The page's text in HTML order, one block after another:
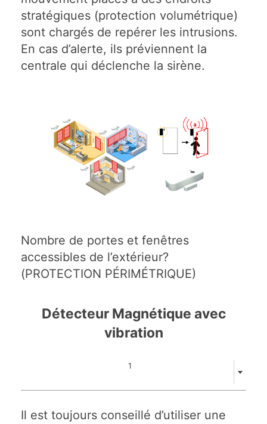
stratégiques (protection volumétrique)
sont chargés de repérer les intrusions.
En cas d’alerte, ils préviennent la
centrale qui déclenche la sirène.
Nombre de portes et fenêtres
accessibles de l’extérieur?
(PROTECTION PÉRIMÉTRIQUE)
Détecteur Magnétique avec
vibration
1
Il est toujours conseillé d’utiliser une